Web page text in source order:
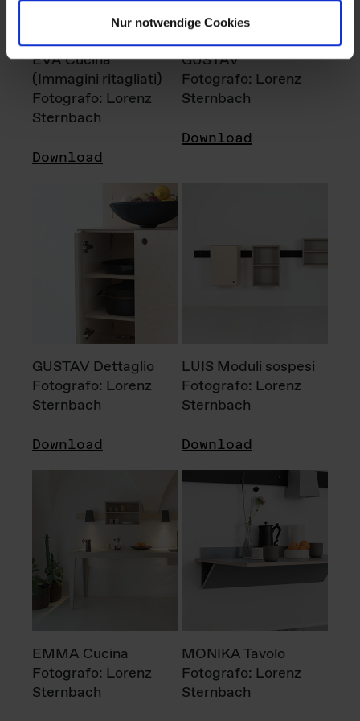
Nur notwendige Cookies
EVA Cucina
(Immagini ritagliati)
Fotografo: Lorenz
Sternbach
Download
GUSTAV
Fotografo: Lorenz
Sternbach
Download
GUSTAV Dettaglio
Fotografo: Lorenz
Sternbach
Download
LUIS Moduli sospesi
Fotografo: Lorenz
Sternbach
Download
EMMA Cucina
Fotografo: Lorenz
Sternbach
MONIKA Tavolo
Fotografo: Lorenz
Sternbach